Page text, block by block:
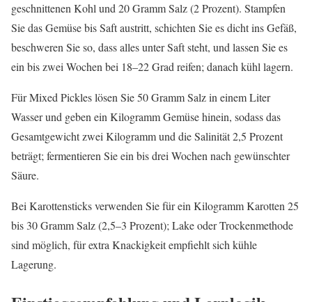
geschnittenen Kohl und 20 Gramm Salz (2 Prozent). Stampfen
Sie das Gemüse bis Saft austritt, schichten Sie es dicht ins Gefäß,
beschweren Sie so, dass alles unter Saft steht, und lassen Sie es
ein bis zwei Wochen bei 18–22 Grad reifen; danach kühl lagern.
Für Mixed Pickles lösen Sie 50 Gramm Salz in einem Liter
Wasser und geben ein Kilogramm Gemüse hinein, sodass das
Gesamtgewicht zwei Kilogramm und die Salinität 2,5 Prozent
beträgt; fermentieren Sie ein bis drei Wochen nach gewünschter
Säure.
Bei Karottensticks verwenden Sie für ein Kilogramm Karotten 25
bis 30 Gramm Salz (2,5–3 Prozent); Lake oder Trockenmethode
sind möglich, für extra Knackigkeit empfiehlt sich kühle
Lagerung.